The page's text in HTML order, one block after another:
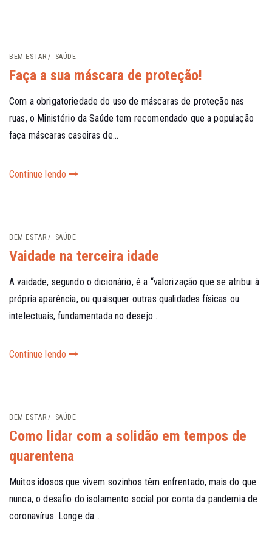
BEM ESTAR SAÚDE
Faça a sua máscara de proteção!
Com a obrigatoriedade do uso de máscaras de proteção nas
ruas, o Ministério da Saúde tem recomendado que a população
faça máscaras caseiras de...
Continue lendo
BEM ESTAR SAÚDE
Vaidade na terceira idade
A vaidade, segundo o dicionário, é a “valorização que se atribui à
própria aparência, ou quaisquer outras qualidades físicas ou
intelectuais, fundamentada no desejo...
Continue lendo
BEM ESTAR SAÚDE
Como lidar com a solidão em tempos de
quarentena
Muitos idosos que vivem sozinhos têm enfrentado, mais do que
nunca, o desafio do isolamento social por conta da pandemia de
coronavírus. Longe da...